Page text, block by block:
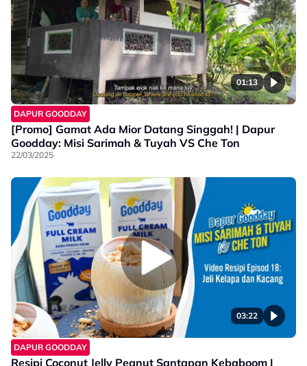
01:13
DAPUR GOODDAY
[Promo] Gamat Ada Mior Datang Singgah! | Dapur
Goodday: Misi Sarimah & Tuyah VS Che Ton
22/03/2025
03:22
DAPUR GOODDAY
Resipi Coconut Jelly Peanut Santapan Kebaboom |